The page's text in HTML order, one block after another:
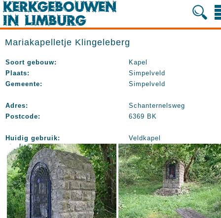
Mariakapelletje Klingeleberg
Soort gebouw:
Kapel
Plaats:
Simpelveld
Gemeente:
Simpelveld
Adres:
Schanternelsweg
Postcode:
6369 BK
Huidig gebruik: Veldkapel